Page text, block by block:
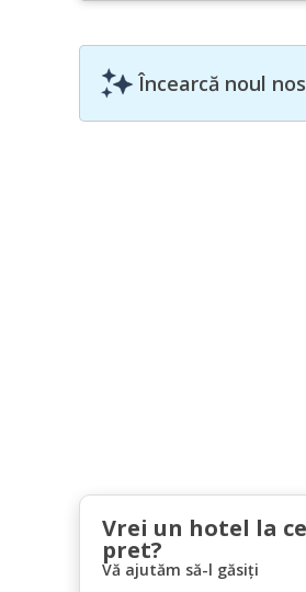
Încearcă noul
Vrei un hotel la
pret?
Vă ajutăm să-l găsiți